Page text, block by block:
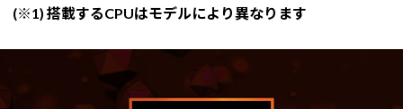
(※1) 搭載するCPUはモデルにより異なります